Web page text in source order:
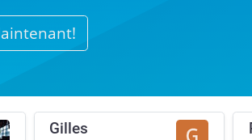
Gilles